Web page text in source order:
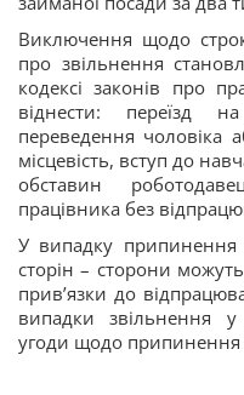
Виключення щодо
про звільнення
кодексі законів про
віднести: переїзд
переведення
місцевість, вступ до
обставин
працівника без
У випадку припинення
сторін – сторони
прив’язки до
випадки звільнення
угоди щодо припинення